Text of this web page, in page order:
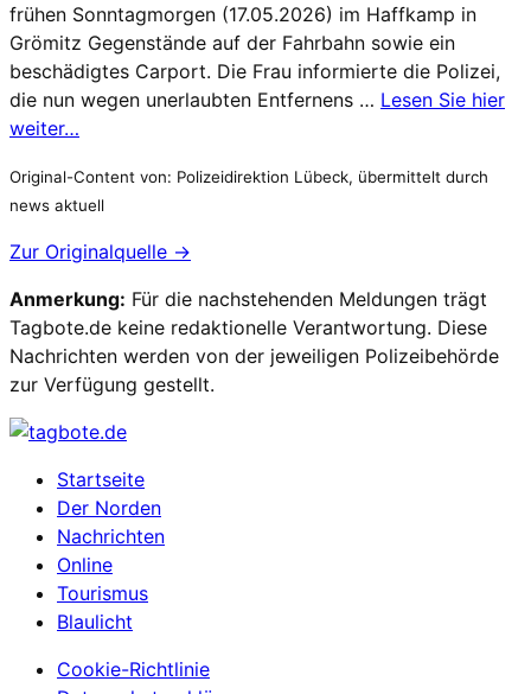
frühen Sonntagmorgen (17.05.2026) im Haffkamp in
Grömitz Gegenstände auf der Fahrbahn sowie ein
beschädigtes Carport. Die Frau informierte die Polizei,
die nun wegen unerlaubten Entfernens … Lesen Sie hier
weiter…
Original-Content von: Polizeidirektion Lübeck, übermittelt durch
news aktuell
Zur Originalquelle →
Anmerkung: Für die nachstehenden Meldungen trägt
Tagbote.de keine redaktionelle Verantwortung. Diese
Nachrichten werden von der jeweiligen Polizeibehörde
zur Verfügung gestellt.
Startseite
Der Norden
Nachrichten
Online
Tourismus
Blaulicht
Cookie-Richtlinie